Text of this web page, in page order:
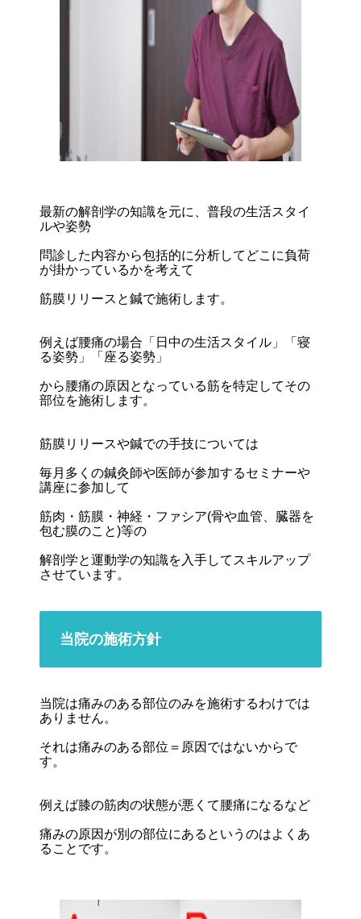
最新の解剖学の知識を元に、普段の生活スタイ
ルや姿勢
問診した内容から包括的に分析してどこに負荷
が掛かっているかを考えて
筋膜リリースと鍼で施術します。
例えば腰痛の場合「日中の生活スタイル」「寝
る姿勢」「座る姿勢」
から腰痛の原因となっている筋を特定してその
部位を施術します。
筋膜リリースや鍼での手技については
毎月多くの鍼灸師や医師が参加するセミナーや
講座に参加して
筋肉・筋膜・神経・ファシア(骨や血管、臓器を
包む膜のこと)等の
解剖学と運動学の知識を入手してスキルアップ
させています。
当院の施術方針
当院は痛みのある部位のみを施術するわけでは
ありません。
それは痛みのある部位＝原因ではないからで
す。
例えば膝の筋肉の状態が悪くて腰痛になるなど
痛みの原因が別の部位にあるというのはよくあ
ることです。